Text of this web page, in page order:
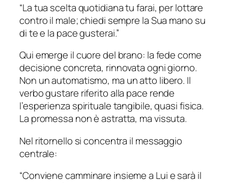
“La tua scelta quotidiana tu farai, per lottare
contro il male; chiedi sempre la Sua mano su
di te e la pace gusterai.”
Qui emerge il cuore del brano: la fede come
decisione concreta, rinnovata ogni giorno.
Non un automatismo, ma un atto libero. Il
verbogustare riferito alla pace rende
l’esperienza spirituale tangibile, quasi fisica.
La promessa non è astratta, ma vissuta.
Nel ritornello si concentra il messaggio
centrale:
“Conviene camminare insieme a Lui e sarà il